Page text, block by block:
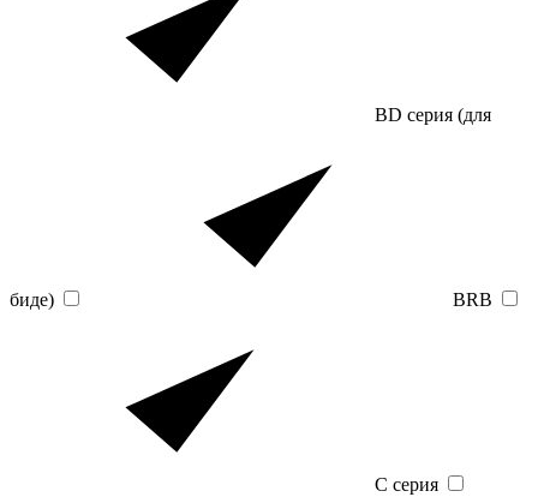
BD серия (для
биде) BRB
C серия